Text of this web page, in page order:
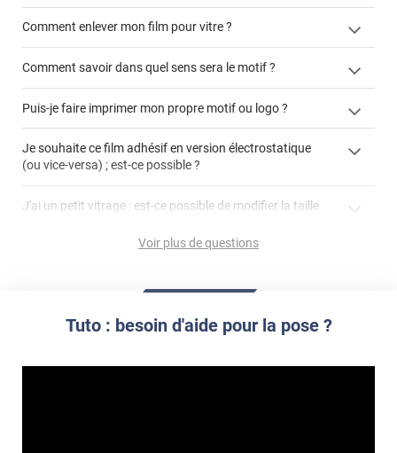
cet article
article
Comment enlever mon film pour vitre ?
enlever et stocker
Comment savoir dans quel sens sera le motif ?
Puis-je faire imprimer mon propre motif ou logo ?
personnaliser
Je souhaite ce film adhésif en version électrostatique
(ou vice-versa) ; est-ce possible ?
J'ai un petit vitrage : est-ce possible de modifier la taille
impression personnalisée
Voir plus de questions
Tuto : besoin d'aide pour la pose ?